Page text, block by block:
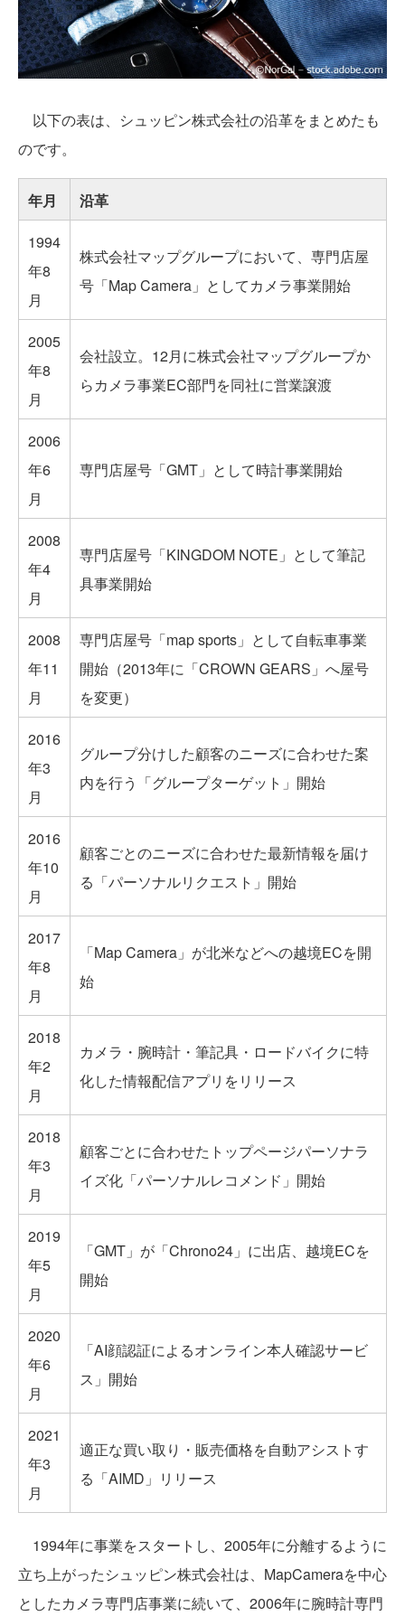
以下の表は、シュッピン株式会社の沿革をまとめたも
のです。
年月
沿革
1994
年8
月
株式会社マップグループにおいて、専門店屋
号「Map Camera」としてカメラ事業開始
2005
年8
月
会社設立。12月に株式会社マップグループか
らカメラ事業EC部門を同社に営業譲渡
2006
年6
月
専門店屋号「GMT」として時計事業開始
2008
年4
月
専門店屋号「KINGDOM NOTE」として筆記
具事業開始
2008
年11
月
専門店屋号「map sports」として自転車事業
開始（2013年に「CROWN GEARS」へ屋号
を変更）
2016
年3
月
グループ分けした顧客のニーズに合わせた案
内を行う「グループターゲット」開始
2016
年10
月
顧客ごとのニーズに合わせた最新情報を届け
る「パーソナルリクエスト」開始
2017
年8
月
「Map Camera」が北米などへの越境ECを開
始
2018
年2
月
カメラ・腕時計・筆記具・ロードバイクに特
化した情報配信アプリをリリース
2018
年3
月
顧客ごとに合わせたトップページパーソナラ
イズ化「パーソナルレコメンド」開始
2019
年5
月
「GMT」が「Chrono24」に出店、越境ECを
開始
2020
年6
月
「AI顔認証によるオンライン本人確認サービ
ス」開始
2021
年3
月
適正な買い取り・販売価格を自動アシストす
る「AIMD」リリース
1994年に事業をスタートし、2005年に分離するように
立ち上がったシュッピン株式会社は、MapCameraを中心
としたカメラ専門店事業に続いて、2006年に腕時計専門